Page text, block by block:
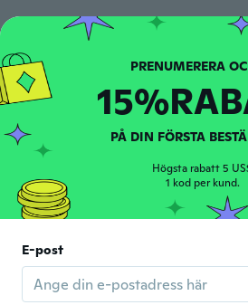
清美
横幅がきつかったです
した
för 5 år sen
Gick med 2016 63
L Gick med 2017 · 4
Comprei grau errado,
PÅ DIN FÖRSTA
Högsta rabatt 5
1 kod per kund.
E-post